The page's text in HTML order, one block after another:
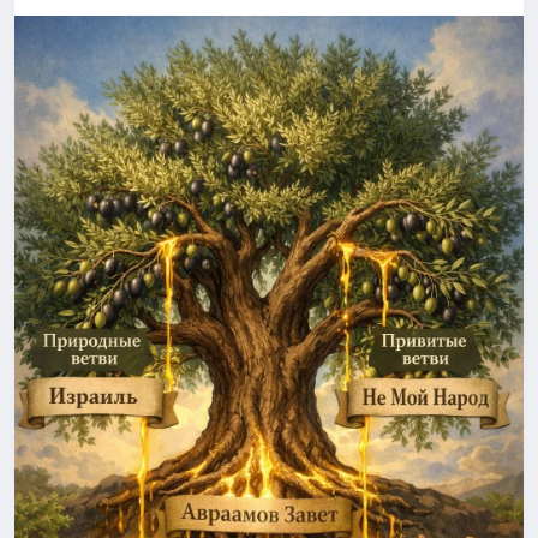
Припев 2 (радость освобождения):
Спасибо, Иисус Христос: Ты мой язык смирил,
Ты мне простил злословье, Ты сердце обновил.
Теперь мои слова — не нож, не злой прицел,
Пусть в них звучит Твой мир, чтоб ближнего согрел.
Я благословляю тех, кого когда-то ранил,
И верю: Ты исцелишь, что я словами растревожил.
Ты дал мне мир внутри, Ты научил любить,
Тебе хвала навеки — мне с Тобою жить.
Бридж:
Когда меня несёт на злую остроту,
Напомни мне, Господь, про милость и крест Твой.
Пусть Дух Святой хранит во мне ту высоту:
Мне лучше быть в любви, чем правым над толпой.
Финальный припев (ещё радостней):
Спасибо, Иисус: я свободен от клейма,
Мне больше не нужна чужая слабость для ума.
💥Римл. 11:26
"и так весь Израиль спасется, как написано:
«придет от Сиона Избавитель, и отвратит нечестие от
Иакова."
🛎Два уровня Израиля в Писании:
🎏1. Физический Израиль
потомки Авраама, Исаака, Иакова
народ завета по плоти
💥Рим 9:4-5:
"то есть Израильтян, которым принадлежат
усыновление и слава, и заветы, и законоположение, и
богослужение, и обетования; их и отцы, и от них
Христос по плоти, сущий над всем Бог, благословенный
во веки, аминь."